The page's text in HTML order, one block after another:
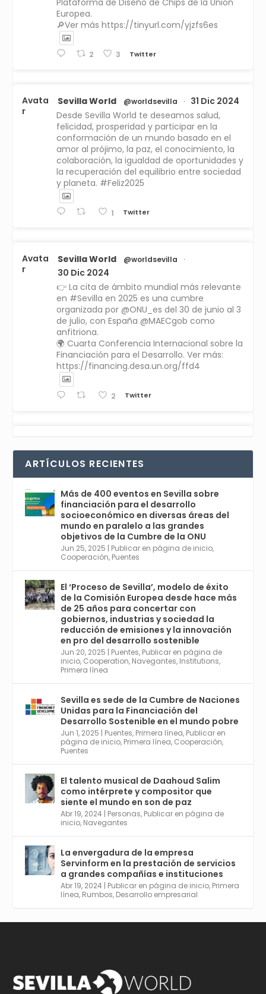
Europea.
🔎Ver más https://tinyurl.com/yjzfs6es
2 3 Twitter
Avata
r
Sevilla World @worldsevilla ·
31 Dic 2024
Desde Sevilla World te deseamos salud,
felicidad, prosperidad y participar en la
conformación de un mundo basado en el
amor al prójimo, la paz, el conocimiento, la
colaboración, la igualdad de oportunidades y
la recuperación del equilibrio entre sociedad
y planeta. #Feliz2025
1 Twitter
Avata
r
Sevilla World @worldsevilla ·
30 Dic 2024
👉 La cita de ámbito mundial más relevante
en #Sevilla en 2025 es una cumbre
organizada por @ONU_es del 30 de junio al 3
de julio, con España @MAECgob como
anfitriona.
🌍 Cuarta Conferencia Internacional sobre la
Financiación para el Desarrollo. Ver más:
https://financing.desa.un.org/ffd4
2 Twitter
r
comienza en Sevilla este lunes 2 con la
Conferencia Internacional sobre Catálisis, y
con el Congreso de Parasitología. Del día 3 al
6, Congreso de Metodología de Ciencias
Sociales y la Salud; y los días 5 y 6 Jornadas
de Economía Industrial.
4
1 2 Twitter
Avata
r
Sevilla World @worldsevilla ·
21 May 2024
Conoce a @mvbim, la empresa sevillana
que ha sido pionera en España en el uso de
la tecnología BIM para digitalizar e
industrializar la arquitectura y la
construcción. Ver su dimensión
internacional en el reportaje de
@juanluispavon1 en @elCorreoWeb :
https://tinyurl.com/yfa2h55p
2 6 Twitter
Avata
Sevilla World @worldsevilla ·
30 Abr 2024
Aprovéchalo si vives en Sevilla capital o
provincia. Curso gratuito en Internet de las
Cosas, Inteligencia Artificial y Smart Cities
plazo acaba el 2 de mayo. Dota de gran
empleabilidad. Ver y enlace a inscripción:
https://tinyurl.com/yu5xhwjr
ARTÍCULOS RECIENTES
Más de 400 eventos en Sevilla sobre
financiación para el desarrollo
socioeconómico en diversas áreas del
mundo en paralelo a las grandes
objetivos de la Cumbre de la ONU
Jun 25, 2025 | Publicar en página de inicio,
Cooperación, Puentes
El ‘Proceso de Sevilla’, modelo de éxito
de la Comisión Europea desde hace más
de 25 años para concertar con
gobiernos, industrias y sociedad la
reducción de emisiones y la innovación
en pro del desarrollo sostenible
Jun 20, 2025 | Puentes, Publicar en página de
inicio, Cooperation, Navegantes, Institutions,
Primera línea
Sevilla es sede de la Cumbre de Naciones
Unidas para la Financiación del
Desarrollo Sostenible en el mundo pobre
Jun 1, 2025 | Puentes, Primera línea, Publicar en
página de inicio, Primera línea, Cooperación,
Puentes
El talento musical de Daahoud Salim
como intérprete y compositor que
siente el mundo en son de paz
Abr 19, 2024 | Personas, Publicar en página de
inicio, Navegantes
La envergadura de la empresa
Servinform en la prestación de servicios
a grandes compañías e instituciones
Abr 19, 2024 | Publicar en página de inicio, Primera
línea, Rumbos, Desarrollo empresarial